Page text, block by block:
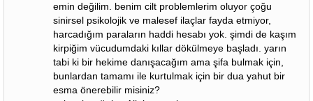
emin değilim. benim cilt problemlerim oluyor çoğu
sinirsel psikolojik ve malesef ilaçlar fayda etmiyor,
harcadığım paraların haddi hesabı yok. şimdi de kaşım
kirpiğim vücudumdaki kıllar dökülmeye başladı. yarın
tabi ki bir hekime danışacağım ama şifa bulmak için,
bunlardan tamamı ile kurtulmak için bir dua yahut bir
esma önerebilir misiniz?